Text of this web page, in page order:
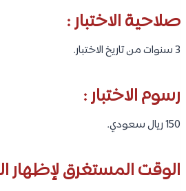
صلاحية الاختبار :
3 سنوات من تاريخ الاختبار.
رسوم الاختبار :
150 ريال سعودي.
الوقت المستغرق لإظهار